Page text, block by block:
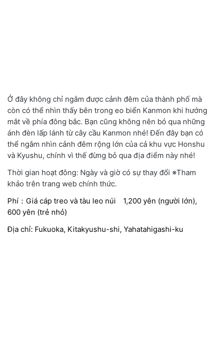
Ở đây không chỉ ngắm được cảnh đêm của thành phố mà
còn có thể nhìn thấy bên trong eo biển Kanmon khi hướng
mắt về phía đông bắc. Bạn cũng không nên bỏ qua những
ánh đèn lấp lánh từ cây cầu Kanmon nhé! Đến đây bạn có
thể ngắm nhìn cảnh đêm rộng lớn của cả khu vực Honshu
và Kyushu, chính vì thế đừng bỏ qua địa điểm này nhé!
Thời gian hoạt đông: Ngày và giờ có sự thay đổi ※Tham
khảo trên trang web chính thức.
Phí：Giá cáp treo và tàu leo núi 1,200 yên (người lớn),
600 yên (trẻ nhỏ)
Địa chỉ: Fukuoka, Kitakyushu-shi, Yahatahigashi-ku